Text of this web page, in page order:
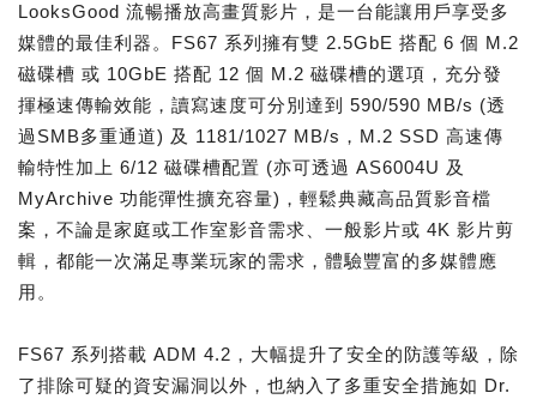
LooksGood 流暢播放高畫質影片，是一台能讓用戶享受多
媒體的最佳利器。FS67 系列擁有雙 2.5GbE 搭配 6 個 M.2
磁碟槽 或 10GbE 搭配 12 個 M.2 磁碟槽的選項，充分發
揮極速傳輸效能，讀寫速度可分別達到 590/590 MB/s (透
過SMB多重通道) 及 1181/1027 MB/s，M.2 SSD 高速傳
輸特性加上 6/12 磁碟槽配置 (亦可透過 AS6004U 及
MyArchive 功能彈性擴充容量)，輕鬆典藏高品質影音檔
案，不論是家庭或工作室影音需求、一般影片或 4K 影片剪
輯，都能一次滿足專業玩家的需求，體驗豐富的多媒體應
用。
FS67 系列搭載 ADM 4.2，大幅提升了安全的防護等級，除
了排除可疑的資安漏洞以外，也納入了多重安全措施如 Dr.